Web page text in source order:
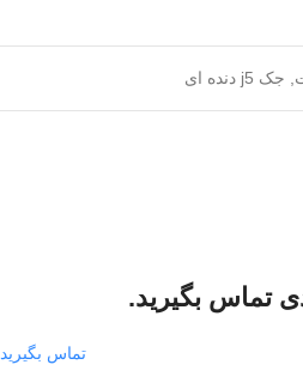
جک j5 دنده ای
تماس بگیرید.
تماس بگیرید